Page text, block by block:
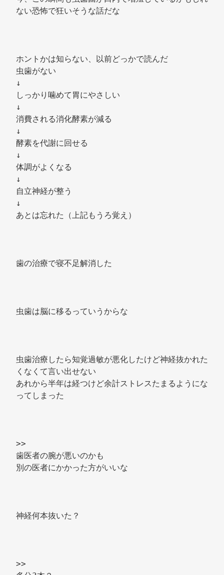
ない恐怖で狂いそうな話だな
ホントかは知らない、以前どっかで読んだ
虫歯がない
↓
しっかり噛めて胃にやさしい
↓
消費される消化酵素が減る
↓
酵素を代謝に回せる
↓
体調がよくなる
↓
自立神経が整う
↓
あとは忘れた（上記もうろ覚え）
歯の治療で寝不足解消した
虫歯は脳に移るっていうからな
虫歯治療したら知覚過敏が悪化したけど神経抜かれた
くなくて言い出せない
あれから半年は経つけど余計ストレスたまるようにな
ってしまった
>>
歯医者の腕が悪いのかも
別の医者にかかった方がいいな
神経何本抜いた？
>>